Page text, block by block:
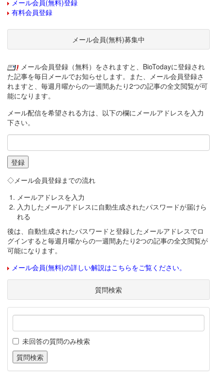
メール会員(無料)登録
有料会員登録
メール会員(無料)募集中
メール会員登録（無料）をされますと、BioTodayに登録され
た記事を毎日メールでお知らせします。また、メール会員登録さ
れますと、毎週月曜からの一週間あたり2つの記事の全文閲覧が可
能になります。
メール配信を希望される方は、以下の欄にメールアドレスを入力
下さい。
◇メール会員登録までの流れ
メールアドレスを入力
入力したメールアドレスに自動生成されたパスワードが届けら
れる
後は、自動生成されたパスワードと登録したメールアドレスでロ
グインすると毎週月曜からの一週間あたり2つの記事の全文閲覧が
可能になります。
メール会員(無料)の詳しい解説はこちらをご覧ください。
質問検索
未回答の質問のみ検索